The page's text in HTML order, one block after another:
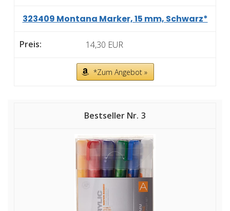
323409 Montana Marker, 15 mm, Schwarz*
14,30 EUR
*Zum Angebot »
3